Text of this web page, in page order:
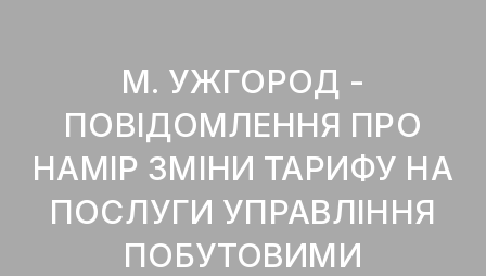
М. УЖГОРОД -
ПОВІДОМЛЕННЯ ПРО
НАМІР ЗМІНИ ТАРИФУ НА
ПОСЛУГИ УПРАВЛІННЯ
ПОБУТОВИМИ